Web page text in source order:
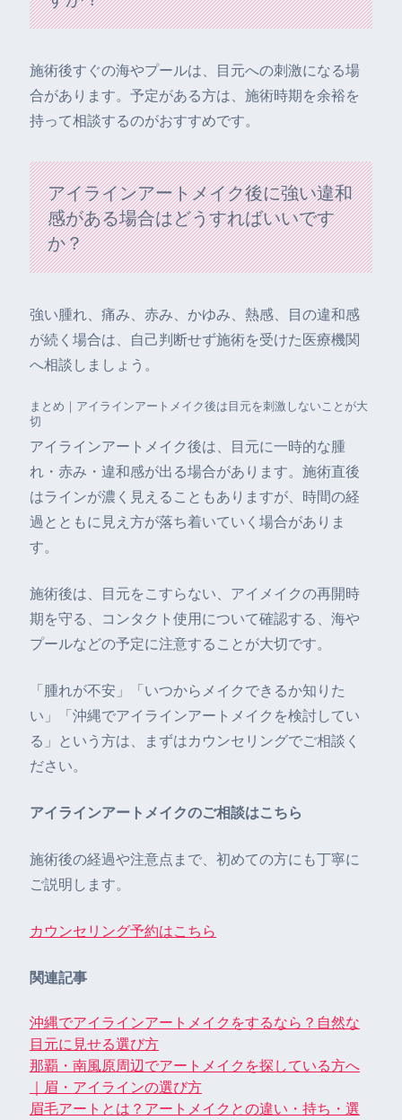
施術後すぐの海やプールは、目元への刺激になる場
合があります。予定がある方は、施術時期を余裕を
持って相談するのがおすすめです。
アイラインアートメイク後に強い違和
感がある場合はどうすればいいです
か？
強い腫れ、痛み、赤み、かゆみ、熱感、目の違和感
が続く場合は、自己判断せず施術を受けた医療機関
へ相談しましょう。
まとめ｜アイラインアートメイク後は目元を刺激しないことが大
切
アイラインアートメイク後は、目元に一時的な腫
れ・赤み・違和感が出る場合があります。施術直後
はラインが濃く見えることもありますが、時間の経
過とともに見え方が落ち着いていく場合がありま
す。
施術後は、目元をこすらない、アイメイクの再開時
期を守る、コンタクト使用について確認する、海や
プールなどの予定に注意することが大切です。
「腫れが不安」「いつからメイクできるか知りた
い」「沖縄でアイラインアートメイクを検討してい
る」という方は、まずはカウンセリングでご相談く
ださい。
アイラインアートメイクのご相談はこちら
施術後の経過や注意点まで、初めての方にも丁寧に
ご説明します。
カウンセリング予約はこちら
関連記事
沖縄でアイラインアートメイクをするなら？自然な
目元に見せる選び方
那覇・南風原周辺でアートメイクを探している方へ
｜眉・アイラインの選び方
眉毛アートとは？アートメイクとの違い・持ち・選